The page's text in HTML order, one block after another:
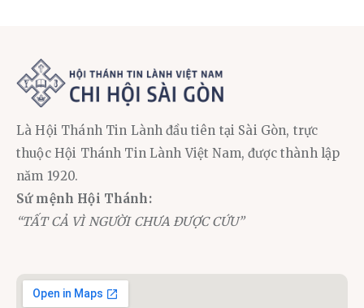
Là Hội Thánh Tin Lành đầu tiên tại Sài Gòn, trực
thuộc Hội Thánh Tin Lành Việt Nam, được thành lập
năm 1920.
Sứ mệnh Hội Thánh:
“TẤT CẢ VÌ NGƯỜI CHƯA ĐƯỢC CỨU”